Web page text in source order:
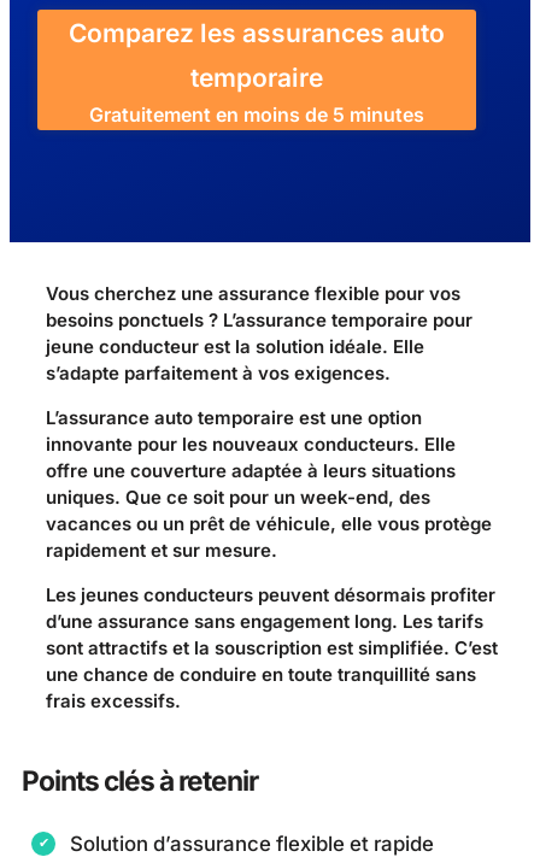
Comparez les assurances auto
temporaire
Gratuitement en moins de 5 minutes
Vous cherchez une assurance flexible pour vos
besoins ponctuels ? L’assurance temporaire pour
jeune conducteur est la solution idéale. Elle
s’adapte parfaitement à vos exigences.
L’assurance auto temporaire est une option
innovante pour les nouveaux conducteurs. Elle
offre une couverture adaptée à leurs situations
uniques. Que ce soit pour un week-end, des
vacances ou un prêt de véhicule, elle vous protège
rapidement et sur mesure.
Les jeunes conducteurs peuvent désormais profiter
d’une assurance sans engagement long. Les tarifs
sont attractifs et la souscription est simplifiée. C’est
une chance de conduire en toute tranquillité sans
frais excessifs.
Points clés à retenir
Solution d’assurance flexible et rapide